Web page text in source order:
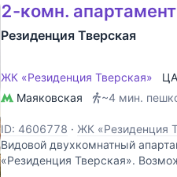
2-комн.
Резиденция Тверская
ЖК «Резиденция Тверская»
Маяковская
~4 мин.
ID: 4606778 · ЖК «Резиденция
Видовой двухкомнатный
«Резиденция Тверская».